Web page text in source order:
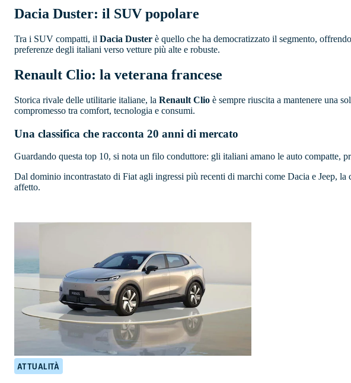
Dacia Duster: il SUV popolare
Tra i SUV compatti, il Dacia Duster è quello che ha democratizzato il segmento,
preferenze degli italiani verso vetture più alte e robuste.
Renault Clio: la veterana francese
Storica rivale delle utilitarie italiane, la Renault Clio è sempre riuscita a mantenere una
compromesso tra comfort, tecnologia e consumi.
Una classifica che racconta 20 anni di mercato
Guardando questa top 10, si nota un filo conduttore: gli italiani amano le auto compatte,
Dal dominio incontrastato di Fiat agli ingressi più recenti di marchi come Dacia e Jeep,
affetto.
ATTUALITÀ